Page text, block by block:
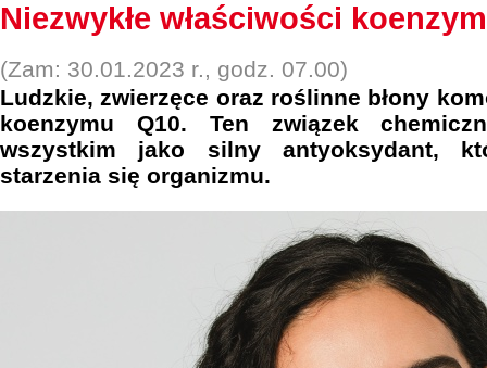
Niezwykłe właściwości
(Zam: 30.01.2023 r., godz. 07.00)
Ludzkie, zwierzęce oraz roślinne błony
koenzymu Q10. Ten związek
wszystkim jako silny antyoksydant,
starzenia się organizmu.